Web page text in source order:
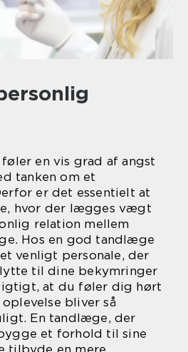
føler en vis grad af angst
tanken om et
er det essentielt at
hvor der lægges vægt
relation mellem
Hos en god tandlæge
venligt personale, der
til dine bekymringer
at du føler dig hørt
bliver så
En tandlæge, der
et forhold til sine